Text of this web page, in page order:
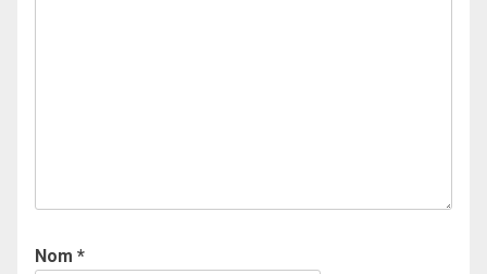
Nom *